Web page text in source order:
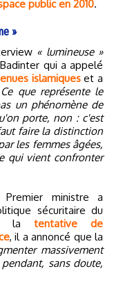
public en 2010.
»
« lumineuse »
qui a appelé
islamiqueset a
que représente le
un phénomène de
porte, non : c'est
faire la distinction
les femmes âgées,
qui vient confronter
Premier ministre a
sécuritaire du
la tentative de
, il a annoncé que la
massivement
sans doute,